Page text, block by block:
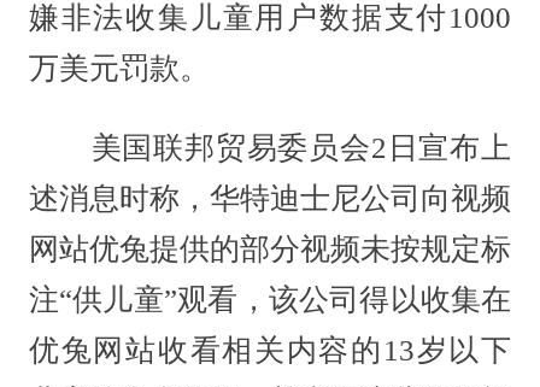
嫌非法收集儿童用户数据支付1000
万美元罚款。
美国联邦贸易委员会2日宣布上
述消息时称，华特迪士尼公司向视频
网站优兔提供的部分视频未按规定标
注“供儿童”观看，该公司得以收集在
优兔网站收看相关内容的13岁以下